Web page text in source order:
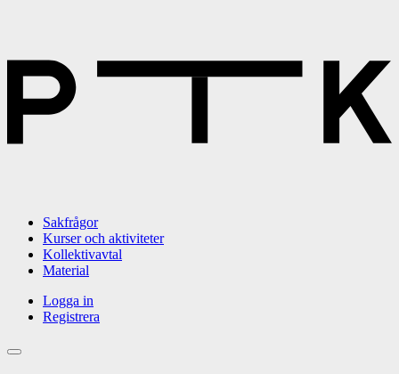
Sakfrågor
Kurser och aktiviteter
Kollektivavtal
Material
Logga in
Registrera